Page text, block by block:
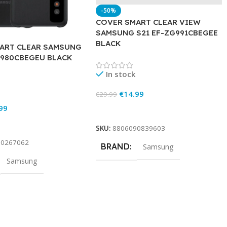
CLEAR SAMSUNG
BLACK
Samsung
-50%
COVER SMART CLEAR VIEW
SAMSUNG S21 EF-ZG991CBEGEE
BLACK
In stock
€29.99 €14.99
SKU: 8806090839603
BRAND Samsung